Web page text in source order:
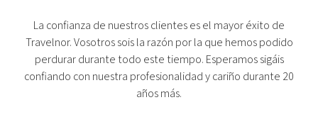
La confianza de nuestros clientes es el mayor éxito de
Travelnor. Vosotros sois la razón por la que hemos podido
perdurar durante todo este tiempo. Esperamos sigáis
confiando con nuestra profesionalidad y cariño durante 20
años más.